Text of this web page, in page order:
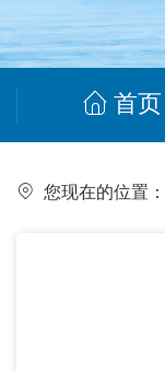
首页
您现在的位置：